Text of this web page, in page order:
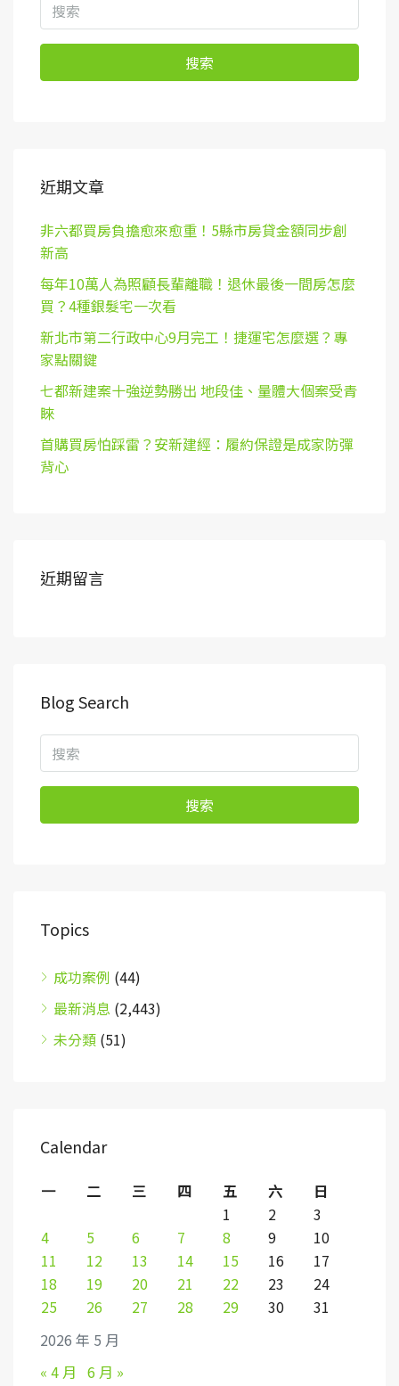
搜索
近期文章
非六都買房負擔愈來愈重！5縣市房貸金額同步創
新高
每年10萬人為照顧長輩離職！退休最後一間房怎麼
買？4種銀髮宅一次看
新北市第二行政中心9月完工！捷運宅怎麼選？專
家點關鍵
七都新建案十強逆勢勝出 地段佳、量體大個案受青
睞
首購買房怕踩雷？安新建經：履約保證是成家防彈
背心
近期留言
Blog Search
搜索
Topics
成功案例 (44)
最新消息 (2,443)
未分類 (51)
Calendar
2026 年 5 月
一 二 三 四 五 六
日
1
2
3
4
5 6 7 8 9
10
11
12 13 14 15 16
17
18
19 20 21 22 23
24
25
26 27 28 29 30 31
« 4 月 6 月 »